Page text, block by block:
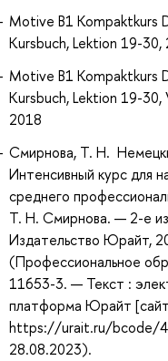
Motive B1 Kompaktkurs
Kursbuch, Lektion 19-30,
Motive B1 Kompaktkurs
Kursbuch, Lektion 19-30,
2018
Смирнова, Т. Н.
Интенсивный курс для
среднего
Т. Н. Смирнова. — 2-е
Издательство Юрайт,
(Профессиональное
11653-3. — Текст :
платформа Юрайт
https://urait.ru/bcode/
28.08.2023).